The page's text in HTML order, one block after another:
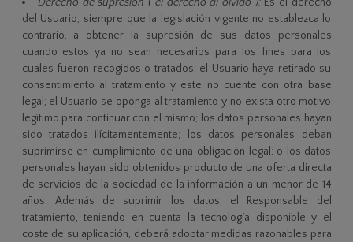
del Usuario, siempre que la legislación vigente no establezca lo
contrario, a obtener la supresión de sus datos personales
cuando estos ya no sean necesarios para los fines para los
cuales fueron recogidos o tratados; el Usuario haya retirado su
consentimiento al tratamiento y este no cuente con otra base
legal; el Usuario se oponga al tratamiento y no exista otro motivo
legítimo para continuar con el mismo; los datos personales hayan
sido tratados ilícitamentemente; los datos personales deban
suprimirse en cumplimiento de una obligación legal; o los datos
personales hayan sido obtenidos producto de una oferta directa
de servicios de la sociedad de la información a un menor de 14
años. Además de suprimir los datos, el Responsable del
tratamiento, teniendo en cuenta la tecnología disponible y el
coste de su aplicación, deberá adoptar medidas razonables para